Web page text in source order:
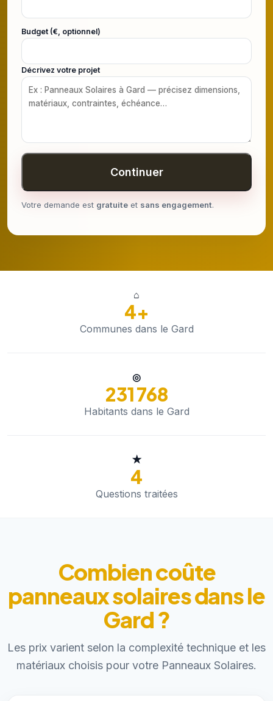
Budget (€, optionnel)
Décrivez votre projet
Continuer
Votre demande est gratuite et sans engagement.
⌂
4+
Communes dans le Gard
◎
231 768
Habitants dans le Gard
★
4
Questions traitées
Combien coûte
panneaux solaires dans le
Gard ?
Les prix varient selon la complexité technique et les
matériaux choisis pour votre Panneaux Solaires.